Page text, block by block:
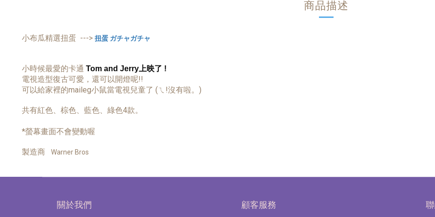
商品描述
小布瓜精選扭蛋 ---> 扭蛋 ガチャガチャ
小時候最愛的卡通 Tom and Jerry上映了 !
電視造型復古可愛，還可以開燈呢!!
可以給家裡的maileg小鼠當電視兒童了 (ㄟ!沒有啦。)
共有紅色、棕色、藍色、綠色4款。
*螢幕畫面不會變動喔
製造商 Warner Bros
關於我們 顧客服務